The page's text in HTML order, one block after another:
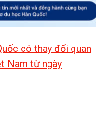
có thay đổi quan
Nam từ ngày